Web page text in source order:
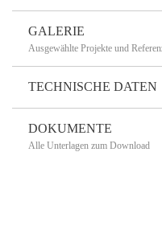
GALERIE
Ausgewählte Projekte und
TECHNISCHE DATEN
DOKUMENTE
Alle Unterlagen zum Download